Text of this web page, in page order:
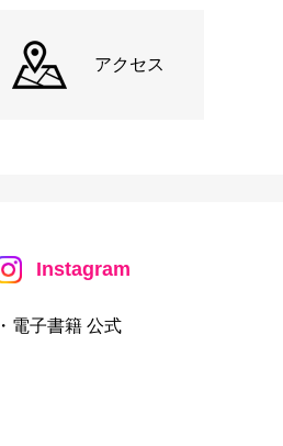
アクセス
Instagram
・電子書籍 公式